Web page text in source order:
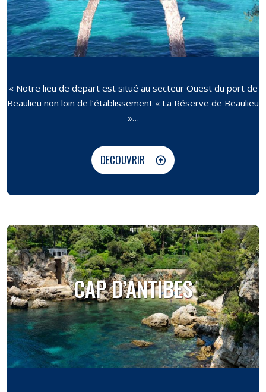
« Notre lieu de depart est situé au secteur Ouest du port de
Beaulieu non loin de l’établissement « La Réserve de Beaulieu
»…
DECOUVRIR
CAP D’ANTIBES